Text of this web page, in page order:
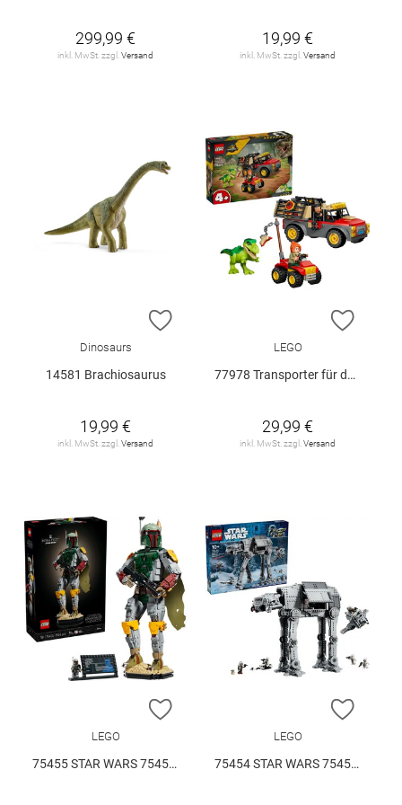
299,99 €
inkl. MwSt. zzgl. Versand
19,99 €
inkl. MwSt. zzgl. Versand
ZUR WUNSCHLISTE HINZUFÜGEN
Dinosaurs
14581 Brachiosaurus
19,99 €
inkl. MwSt. zzgl.Versand
ZUR
LEGO
77978 Transporter für den Jungen T.. V29
29,99 €
inkl. MwSt. zzgl.Versand
ZUR WUNSCHLISTE HINZUFÜGEN
LEGO
75455 STAR WARS 75455 V29
ZUR
LEGO
75454 STAR WARS 75454 V29